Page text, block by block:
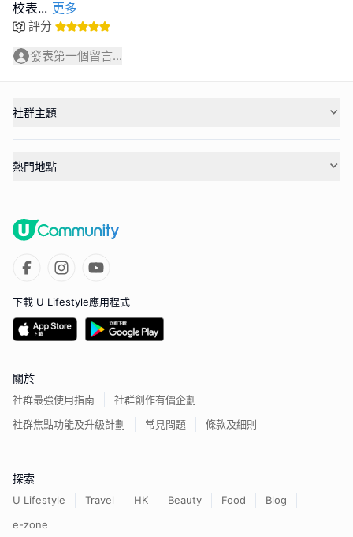
校表... 更多
評分
發表第一個留言...
社群主題
熱門地點
下載 U Lifestyle應用程式
關於
社群最強使用指南
社群創作有價企劃
社群焦點功能及升級計劃
常見問題 條款及細則
探索
U Lifestyle Travel HK Beauty Food
Blog
e-zone